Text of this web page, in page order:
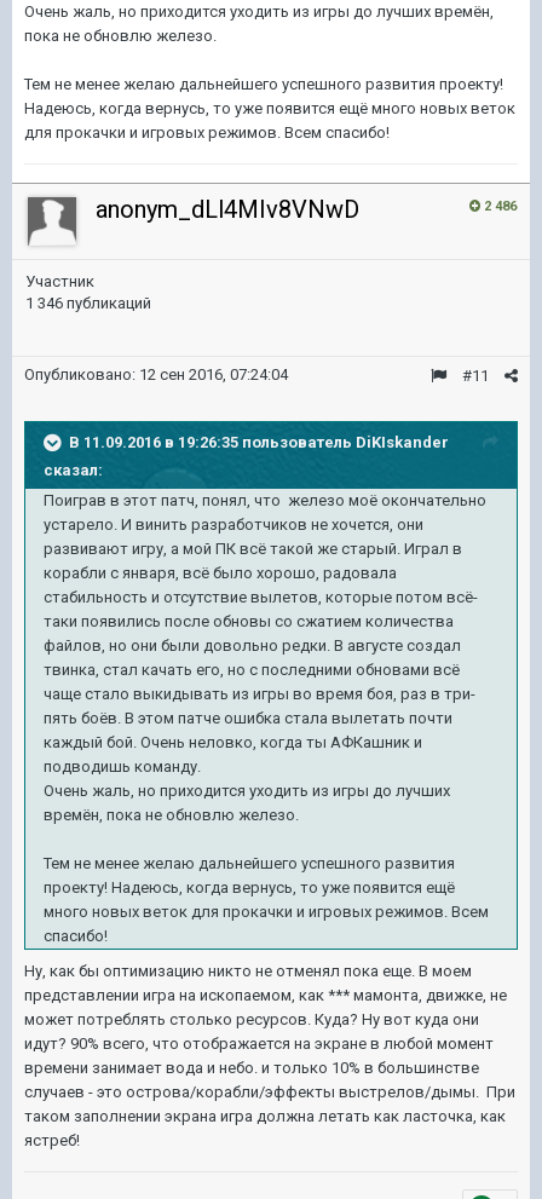
Очень жаль, но приходится уходить из игры до лучших времён,
пока не обновлю железо.
Тем не менее желаю дальнейшего успешного развития проекту!
Надеюсь, когда вернусь, то уже появится ещё много новых веток
для прокачки и игровых режимов. Всем спасибо!
2 486
anonym_dLl4MIv8VNwD
Участник
1 346 публикаций
#11
Опубликовано: 12 сен 2016, 07:24:04
В 11.09.2016 в 19:26:35 пользователь DiKIskander
сказал:
Поиграв в этот патч, понял, что железо моё окончательно
устарело. И винить разработчиков не хочется, они
развивают игру, а мой ПК всё такой же старый. Играл в
корабли с января, всё было хорошо, радовала
стабильность и отсутствие вылетов, которые потом всё-
таки появились после обновы со сжатием количества
файлов, но они были довольно редки. В августе создал
твинка, стал качать его, но с последними обновами всё
чаще стало выкидывать из игры во время боя, раз в три-
пять боёв. В этом патче ошибка стала вылетать почти
каждый бой. Очень неловко, когда ты АФКашник и
подводишь команду.
Очень жаль, но приходится уходить из игры до лучших
времён, пока не обновлю железо.
Тем не менее желаю дальнейшего успешного развития
проекту! Надеюсь, когда вернусь, то уже появится ещё
много новых веток для прокачки и игровых режимов. Всем
спасибо!
Ну, как бы оптимизацию никто не отменял пока еще. В моем
представлении игра на ископаемом, как *** мамонта, движке, не
может потреблять столько ресурсов. Куда? Ну вот куда они
идут? 90% всего, что отображается на экране в любой момент
времени занимает вода и небо. и только 10% в большинстве
случаев - это острова/корабли/эффекты выстрелов/дымы. При
таком заполнении экрана игра должна летать как ласточка, как
ястреб!